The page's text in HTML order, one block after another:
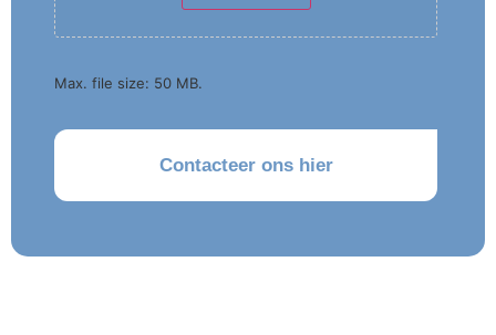
Max. file size: 50 MB.
CAPTCHA